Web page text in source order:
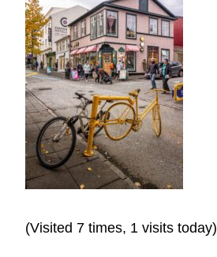
(Visited 7 times, 1 visits today)